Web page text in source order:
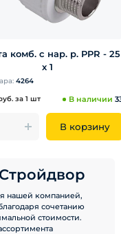
комб. с нар. р. PPR - 25
х 1
4264
за 1 шт В наличии
В корзину
нашей компанией,
сочетанию
стоимости.